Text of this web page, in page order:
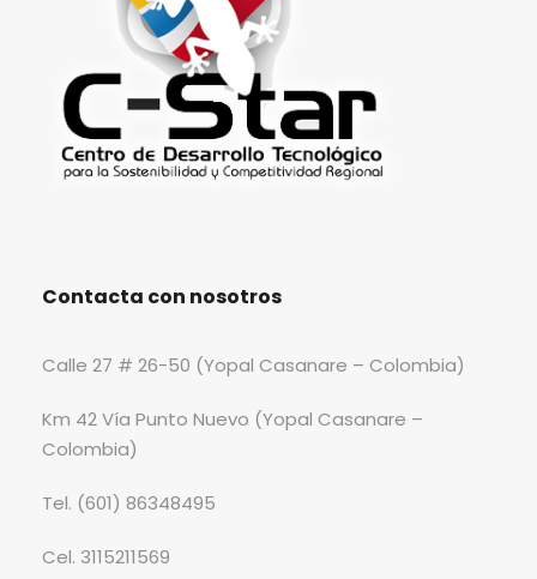
Contacta con nosotros
Calle 27 # 26-50 (Yopal Casanare – Colombia)
Km 42 Vía Punto Nuevo (Yopal Casanare –
Colombia)
Tel. (601) 86348495
Cel. 3115211569